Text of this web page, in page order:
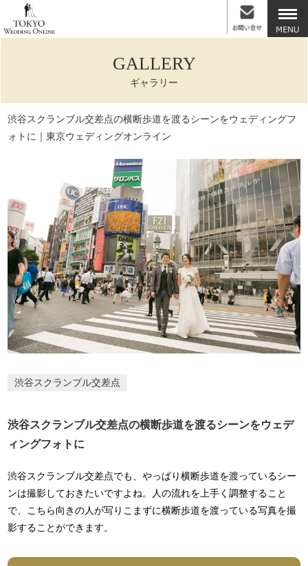
GALLERY
ギャラリー
渋谷スクランブル交差点の横断歩道を渡るシーンをウェディングフ
ォトに｜東京ウェディングオンライン
渋谷スクランブル交差点
渋谷スクランブル交差点の横断歩道を渡るシーンをウェデ
ィングフォトに
渋谷スクランブル交差点でも、やっぱり横断歩道を渡っているシー
ンは撮影しておきたいですよね。人の流れを上手く調整すること
で、こちら向きの人が写りこまずに横断歩道を渡っている写真を撮
影することができます。